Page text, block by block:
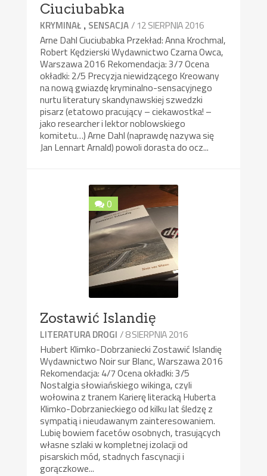
Ciuciubabka
KRYMINAŁ , SENSACJA/ 12 SIERPNIA 2016
Arne Dahl Ciuciubabka Przekład: Anna Krochmal,
Robert Kędzierski Wydawnictwo Czarna Owca,
Warszawa 2016 Rekomendacja: 3/7 Ocena
okładki: 2/5 Precyzja niewidzącego Kreowany
na nową gwiazdę kryminalno-sensacyjnego
nurtu literatury skandynawskiej szwedzki
pisarz (etatowo pracujący – ciekawostka! –
jako researcher i lektor noblowskiego
komitetu…) Arne Dahl (naprawdę nazywa się
Jan Lennart Arnald) powoli dorasta do ocz...
0
Zostawić Islandię
LITERATURA DROGI / 8 SIERPNIA 2016
Hubert Klimko-Dobrzaniecki Zostawić Islandię
Wydawnictwo Noir sur Blanc, Warszawa 2016
Rekomendacja: 4/7 Ocena okładki: 3/5
Nostalgia słowiańskiego wikinga, czyli
wołowina z tranem Karierę literacką Huberta
Klimko-Dobrzanieckiego od kilku lat śledzę z
sympatią i nieudawanym zainteresowaniem.
Lubię bowiem facetów osobnych, trasujących
własne szlaki w kompletnej izolacji od
pisarskich mód, stadnych fascynacji i
gorączkowe...